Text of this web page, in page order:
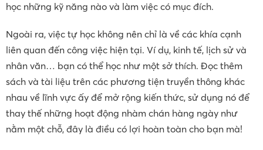
học những kỹ năng nào và làm việc có mục đích.
Ngoài ra, việc tự học không nên chỉ là về các khía cạnh
liên quan đến công việc hiện tại. Ví dụ, kinh tế, lịch sử và
nhân văn… bạn có thể học như một sở thích. Đọc thêm
sách và tài liệu trên các phương tiện truyền thông khác
nhau về lĩnh vực ấy để mở rộng kiến ​​thức, sử dụng nó để
thay thế những hoạt động nhàm chán hàng ngày như
nằm một chỗ, đây là điều có lợi hoàn toàn cho bạn mà!